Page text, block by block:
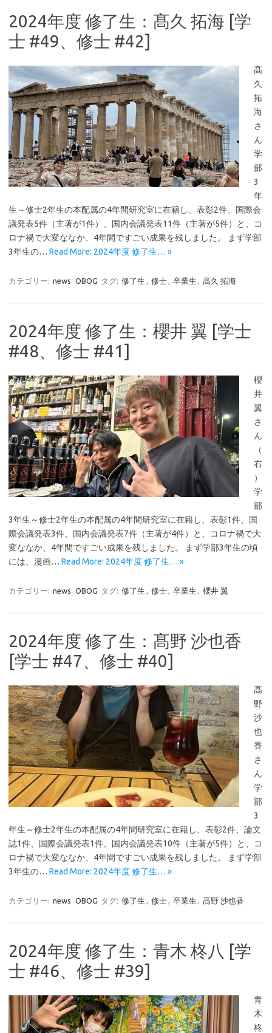
2024年度 修了生：髙久 拓海 [学
士 #49、修士 #42]
髙
久
拓
海
さ
ん
学
部
3
年
生～修士2年生の本配属の4年間研究室に在籍し、表彰2件、国際会
議発表5件（主著が1件）、国内会議発表11件（主著が5件）と、コ
ロナ禍で大変ななか、4年間ですごい成果を残しました。 まず学部
3年生の… Read More: 2024年度 修了生… »
カテゴリー: news OBOG タグ: 修了生 , 修士, 卒業生 , 髙久 拓海
2024年度 修了生：櫻井 翼 [学士
#48、修士 #41]
櫻
井
翼
さ
ん
（
右
）
学
部
3年生～修士2年生の本配属の4年間研究室に在籍し、表彰1件、国
際会議発表3件、国内会議発表7件（主著が4件）と、コロナ禍で大
変ななか、4年間ですごい成果を残しました。 まず学部3年生の頃
には、漫画… Read More: 2024年度 修了生… »
カテゴリー: news OBOG タグ: 修了生 , 修士, 卒業生 , 櫻井 翼
2024年度 修了生：髙野 沙也香
[学士 #47、修士 #40]
髙
野
沙
也
香
さ
ん
学
部
3
年生～修士2年生の本配属の4年間研究室に在籍し、表彰2件、論文
誌1件、国際会議発表1件、国内会議発表10件（主著が5件）と、コ
ロナ禍で大変ななか、4年間ですごい成果を残しました。 まず学部
3年生の… Read More: 2024年度 修了生… »
カテゴリー: news OBOG タグ: 修了生 , 修士, 卒業生 , 髙野 沙也香
2024年度 修了生：青木 柊八 [学
士 #46、修士 #39]
青
木
柊